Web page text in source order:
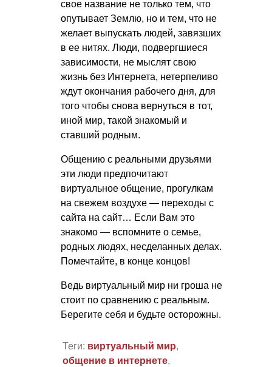
свое название не только тем, что
опутывает Землю, но и тем, что не
желает выпускать людей, завязших
в ее нитях. Люди, подвергшиеся
зависимости, не мыслят свою
жизнь без Интернета, нетерпеливо
ждут окончания рабочего дня, для
того чтобы снова вернуться в тот,
иной мир, такой знакомый и
ставший родным.
Общению с реальными друзьями
эти люди предпочитают
виртуальное общение, прогулкам
на свежем воздухе — переходы с
сайта на сайт… Если Вам это
знакомо — вспомните о семье,
родных людях, несделанных делах.
Помечтайте, в конце концов!
Ведь виртуальный мир ни гроша не
стоит по сравнению с реальным.
Берегите себя и будьте осторожны.
Теги: виртуальный мир,
общение в интернете,